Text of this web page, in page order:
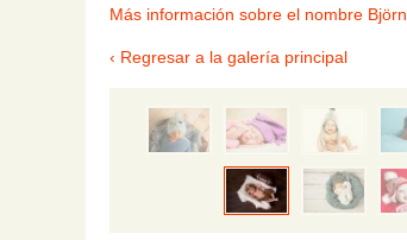
Más información sobre el nombre Björn
‹ Regresar a la galería principal